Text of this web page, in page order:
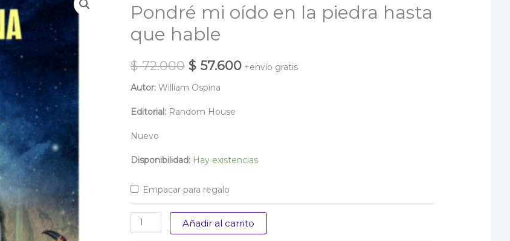
Pondré mi oído en la piedra hasta
que hable
$72.000 El
precio
original
$ 72.000.
$57.600El
$ 57.600.
+envío gratis
Autor:William Ospina
Editorial:Random House
Nuevo
Disponibilidad: Hay existencias
Empacar para regalo
Pondré
mi
Añadir al carrito